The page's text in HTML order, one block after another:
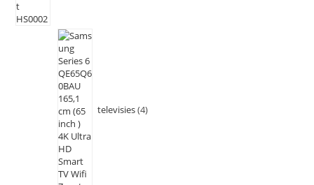
televisies 4